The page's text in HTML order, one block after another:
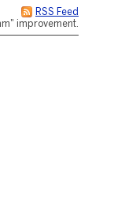
RSS Feed
improvement.